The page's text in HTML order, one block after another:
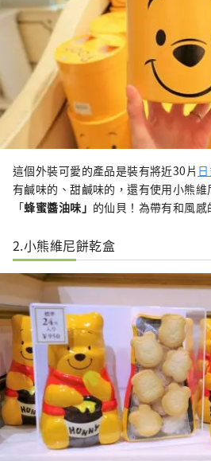
這個外裝可愛的產品是裝有將近30片
有鹹味的、甜鹹味的，還有使用小熊
「蜂蜜醬油味」 的仙貝！為帶有和風感
2.小熊維尼餅乾盒